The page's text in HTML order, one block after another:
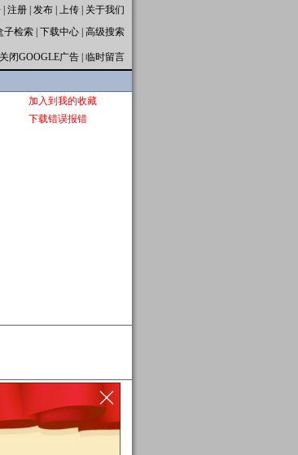
注册 发布 上传 关于我们
子检索 下载中心 高级搜索
关闭GOOGLE广告 临时留言
加入到我的收藏
下载错误报错